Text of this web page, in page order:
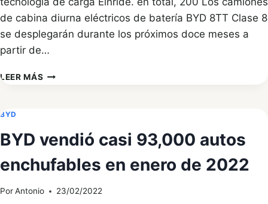
de cabina diurna eléctricos de batería BYD 8TT Clase 8
se desplegarán durante los próximos doce meses a
partir de…
LEER MÁS BYD
DE
CAMIONES
ELÉCTRICOS
DE
BYD
BYD vendió casi 93,000 autos
enchufables en enero de 2022
PorAntonio 23/02/2022